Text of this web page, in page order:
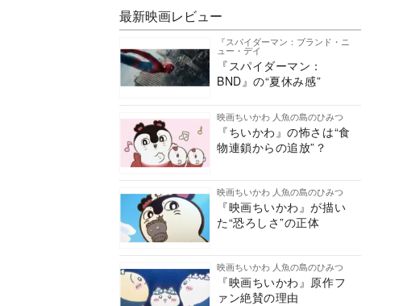
最新映画レビュー
『スパイダーマン：ブランド・ニ
ュー・デイ
『スパイダーマン：
BND』の“夏休み感”
映画ちいかわ 人魚の島のひみつ
『ちいかわ』の怖さは“食
物連鎖からの追放”？
映画ちいかわ 人魚の島のひみつ
『映画ちいかわ』が描い
た“恐ろしさ”の正体
映画ちいかわ 人魚の島のひみつ
『映画ちいかわ』原作フ
ァン絶賛の理由